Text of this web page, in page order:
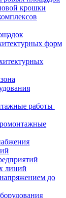
крошки
форм
работы
линий
до